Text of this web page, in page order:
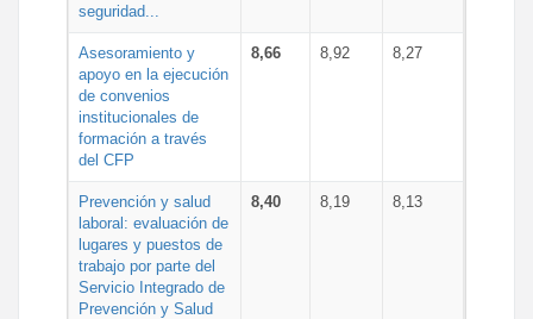
seguridad...
Asesoramiento y
apoyo en la ejecución
de convenios
institucionales de
formación a través
del CFP
8,66 8,92 8,27
Prevención y salud
laboral: evaluación de
lugares y puestos de
trabajo por parte del
Servicio Integrado de
Prevención y Salud
8,40 8,19 8,13